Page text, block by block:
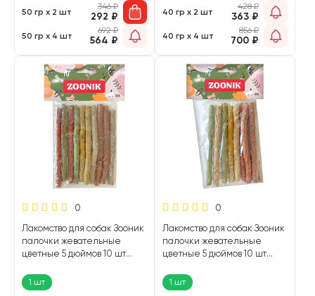
50 гр х 2 шт
346₽
292 ₽
50 гр х 4 шт
692₽
564 ₽
40 гр х 2 шт
428₽
363 ₽
40 гр х 4 шт
856₽
700 ₽
0
Лакомство для собак Зооник
палочки жевательные
цветные 5 дюймов 10 шт
1 шт
0
Лакомство для собак Зооник
палочки жевательные
цветные 5 дюймов 10 шт
1 шт